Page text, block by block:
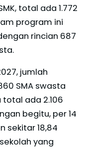
total ada 1.772
program ini
rincian 687
jumlah
SMA swasta
total ada 2.106
begitu, per 14
sekitar 18,84
yang